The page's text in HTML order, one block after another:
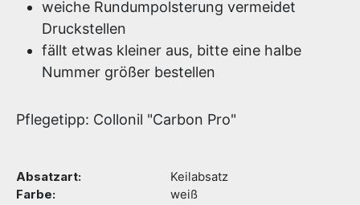
weiche Rundumpolsterung vermeidet
Druckstellen
fällt etwas kleiner aus, bitte eine halbe
Nummer größer bestellen
Pflegetipp: Collonil "Carbon Pro"
Absatzart:
Keilabsatz
Farbe:
weiß